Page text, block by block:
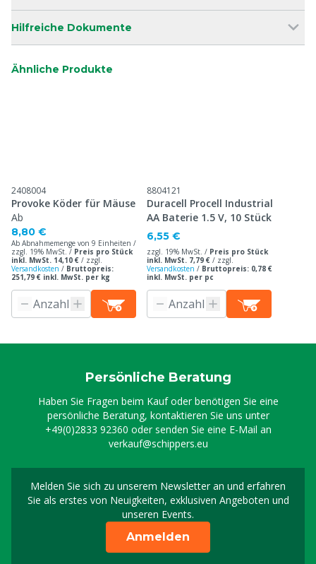
Hilfreiche Dokumente
Ähnliche Produkte
2408004
Provoke Köder für Mäuse
Ab
8,80 €
Ab Abnahmemenge von 9 Einheiten /
zzgl. 19% MwSt. / Preis pro Stück
inkl. MwSt. 14,10 € / zzgl.
Versandkosten / Bruttopreis:
251,79 € inkl. MwSt. per kg
8804121
Duracell Procell Industrial
AA Baterie 1.5 V, 10 Stück
6,55 €
zzgl. 19% MwSt. / Preis pro Stück
inkl. MwSt. 7,79 € / zzgl.
Versandkosten / Bruttopreis: 0,78 €
inkl. MwSt. per pc
Persönliche Beratung
Haben Sie Fragen beim Kauf oder benötigen Sie eine
persönliche Beratung, kontaktieren Sie uns unter
+49(0)2833 92360 oder senden Sie eine E-Mail an
verkauf@schippers.eu
Melden Sie sich zu unserem Newsletter an und erfahren
Sie als erstes von Neuigkeiten, exklusiven Angeboten und
unseren Events.
Melden Sie sich für
Anmelden